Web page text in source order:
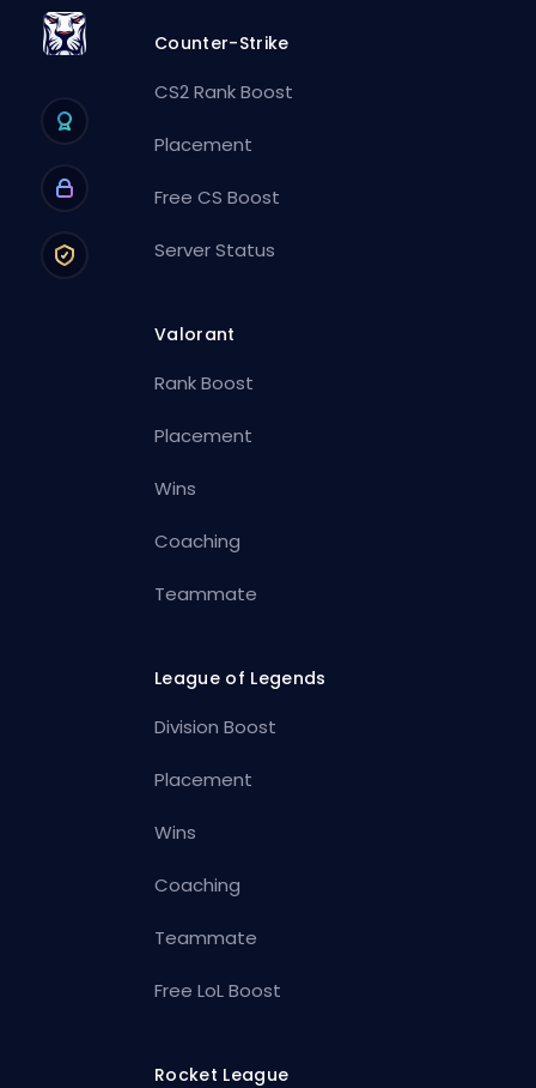
Counter-Strike
CS2 Rank Boost
Placement
Free CS Boost
Server Status
Valorant
Rank Boost
Placement
Wins
Coaching
Teammate
League of Legends
Division Boost
Placement
Wins
Coaching
Teammate
Free LoL Boost
Rocket League